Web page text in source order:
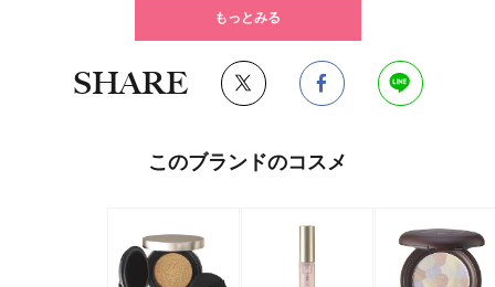
もっとみる
SHARE
このブランドのコスメ